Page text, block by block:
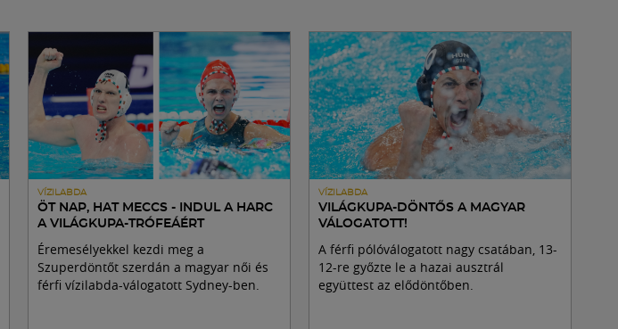
VÍZILABDA
ÖT NAP, HAT MECCS - INDUL A HARC
A VILÁGKUPA-TRÓFEÁÉRT
Éremesélyekkel kezdi meg a
Szuperdöntőt szerdán a magyar női és
férfi vízilabda-válogatott Sydney-ben.
VÍZILABDA
VILÁGKUPA-DÖNTŐS A MAGYAR
VÁLOGATOTT!
A férfi pólóválogatott nagy csatában, 13-
12-re győzte le a hazai ausztrál
együttest az elődöntőben.